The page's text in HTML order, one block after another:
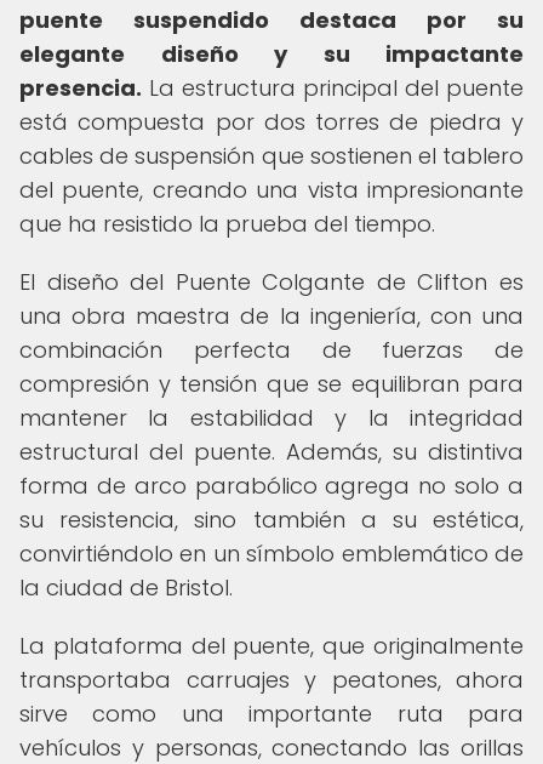
puente suspendido destaca por su
elegante diseño y su impactante
presencia. La estructura principal del puente
está compuesta por dos torres de piedra y
cables de suspensión que sostienen el tablero
del puente, creando una vista impresionante
que ha resistido la prueba del tiempo.
El diseño del Puente Colgante de Clifton es
una obra maestra de la ingeniería, con una
combinación perfecta de fuerzas de
compresión y tensión que se equilibran para
mantener la estabilidad y la integridad
estructural del puente. Además, su distintiva
forma de arco parabólico agrega no solo a
su resistencia, sino también a su estética,
convirtiéndolo en un símbolo emblemático de
la ciudad de Bristol.
La plataforma del puente, que originalmente
transportaba carruajes y peatones, ahora
sirve como una importante ruta para
vehículos y personas, conectando las orillas